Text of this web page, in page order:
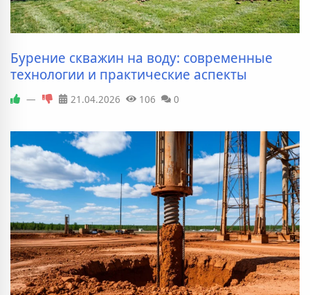
Бурение скважин на воду: современные
технологии и практические аспекты
— 21.04.2026 106 0